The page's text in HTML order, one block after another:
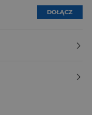
DOŁĄCZ